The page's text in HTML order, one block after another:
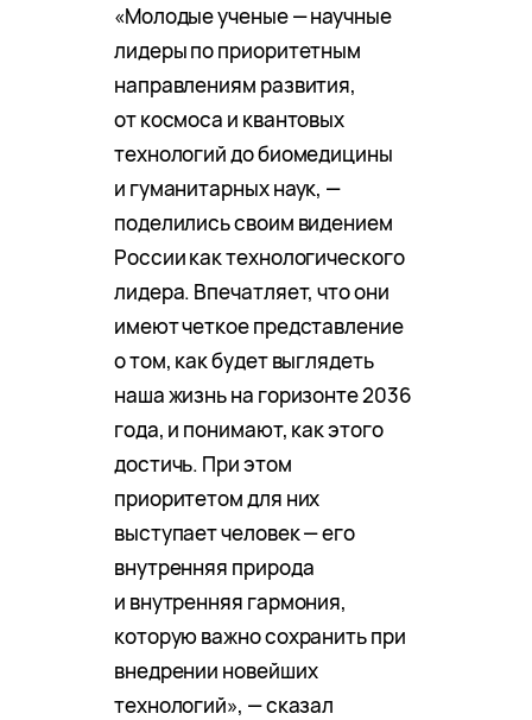
«Молодые ученые — научные
лидеры по приоритетным
направлениям развития,
от космоса и квантовых
технологий до биомедицины
и гуманитарных наук, —
поделились своим видением
России как технологического
лидера. Впечатляет, что они
имеют четкое представление
о том, как будет выглядеть
наша жизнь на горизонте 2036
года, и понимают, как этого
достичь. При этом
приоритетом для них
выступает человек — его
внутренняя природа
и внутренняя гармония,
которую важно сохранить при
внедрении новейших
технологий», — сказал